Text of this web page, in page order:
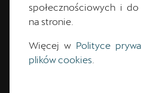
Bezpieczeństwo
Kamera cofania +
z tyłu
społecznościowych i
na stronie.
Więcej w Polityce
plików cookies